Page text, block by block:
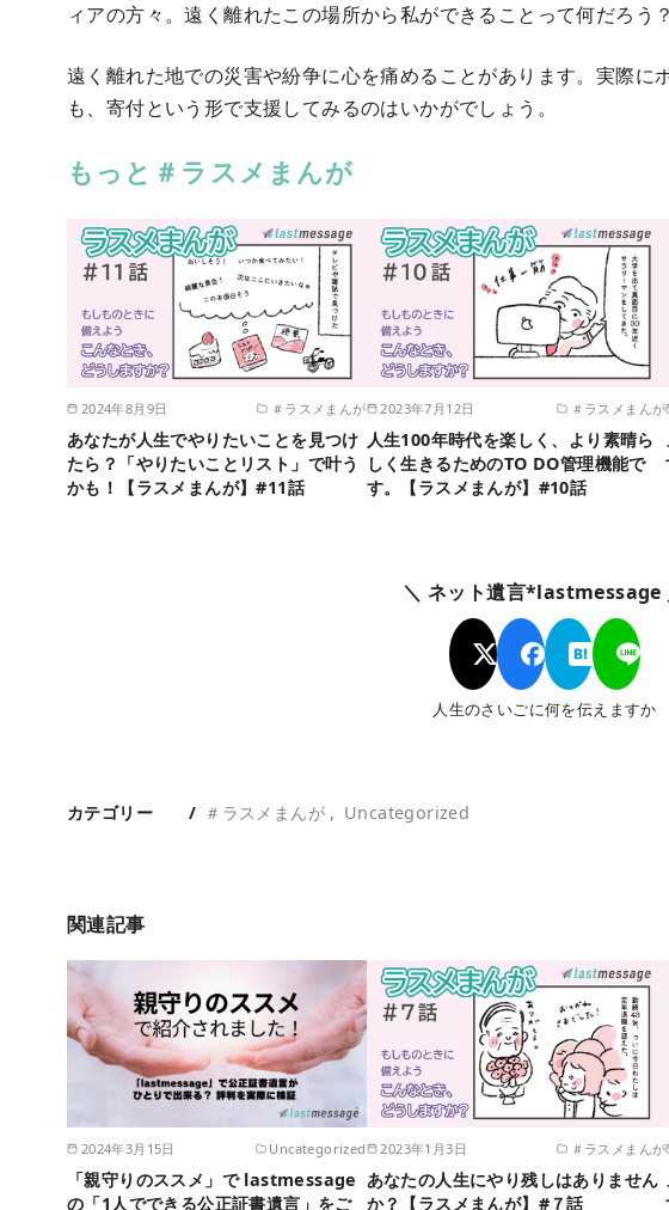
ィアの方々。遠く離れたこの場所から私ができることって何だろう
遠く離れた地での災害や紛争に心を痛めることがあります。実際に
も、寄付という形で支援してみるのはいかがでしょう。
もっと＃ラスメまんが
2024年8月9日 ＃ラスメまんが
あなたが人生でやりたいことを見つけ
たら？「やりたいことリスト」で叶う
かも！【ラスメまんが】#11話
2023年7月12日 ＃ラスメまんが
人生100年時代を楽しく、より素晴ら
しく生きるためのTO DO管理機能で
す。【ラスメまんが】#10話
＼ ネット遺言*lastmessage
人生のさいごに何を伝えますか
カテゴリー ＃ラスメまんが Uncategorized
関連記事
2024年3月15日 Uncategorized
「親守りのススメ」で lastmessage
の「1人でできる公正証書遺言」をご
2023年1月3日 ＃ラスメまんが
あなたの人生にやり残しはありません
か？【ラスメまんが】#７話